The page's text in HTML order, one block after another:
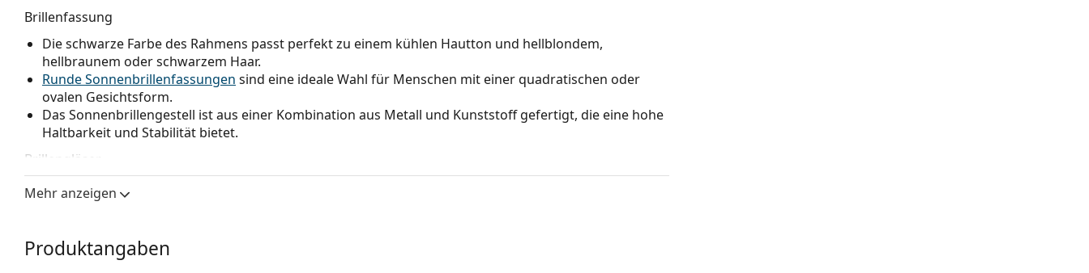
Brillenfassung
Die schwarze Farbe des Rahmens passt perfekt zu einem kühlen Hautton und hellblondem,
hellbraunem oder schwarzem Haar.
Runde Sonnenbrillenfassungen sind eine ideale Wahl für Menschen mit einer quadratischen oder
ovalen Gesichtsform.
Das Sonnenbrillengestell ist aus einer Kombination aus Metall und Kunststoff gefertigt, die eine hohe
Haltbarkeit und Stabilität bietet.
Brillengläser
Die grauen Gläser reduzieren die Intensität des Lichts, ohne den Kontrast zu beeinträchtigen oder die
Farben zu verfälschen.
Gläser am hellsten ist. Die dunkelste Tönung oben ermöglicht die Filterung des direkten Sonnenlichts
und die hellere Tönung unten sorgt für ausreichende Sicht. Diese Gläserbehandlung sorgt für eine
Mehr anzeigen
Produktangaben